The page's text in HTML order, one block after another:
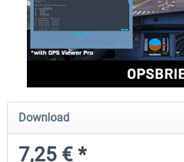
rkApps - FSRealistic Pro MSFS
Download
7,25 € *